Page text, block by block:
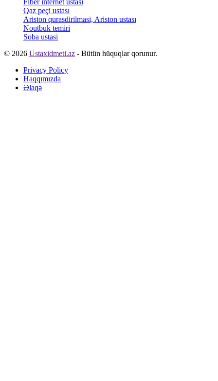
Fiber internet ustası
Qaz peçi ustası
Ariston qurasdirilmasi, Ariston ustası
Noutbuk temiri
Soba ustasi
© 2026 Ustaxidmeti.az - Bütün hüquqlar qorunur.
Privacy Policy
Haqqımızda
Əlaqə